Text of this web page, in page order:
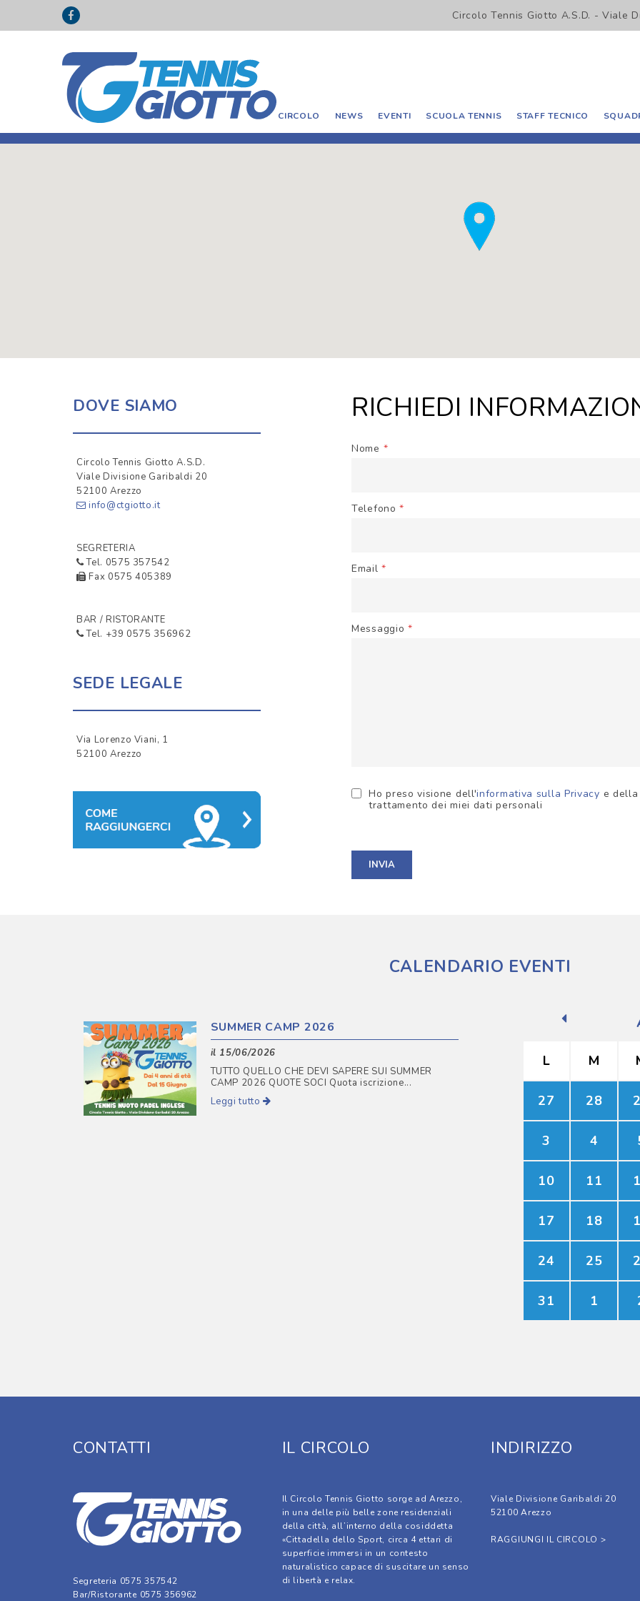
Circolo Tennis Giotto A.S.D. - Viale
CIRCOLO NEWS EVENTI SCUOLA TENNIS STAFF TECNICO
RICHIEDI
Nome *
Telefono*
Email*
Messaggio *
Ho preso visione dell'informativa sulla Privacy e
trattamento dei miei dati personali
DOVE SIAMO
Circolo Tennis Giotto A.S.D.
Viale Divisione Garibaldi 20
52100 Arezzo
info@ctgiotto.it
SEGRETERIA
Tel. 0575 357542
Fax 0575 405389
BAR / RISTORANTE
Tel. +39 0575 356962
SEDE LEGALE
Via Lorenzo Viani, 1
52100 Arezzo
CALENDARIO EVENTI
SUMMER CAMP 2026
il 15/06/2026
TUTTO QUELLO CHE DEVI SAPERE SUI SUMMER
CAMP 2026 QUOTE SOCI Quota iscrizione...
Leggi tutto
L M
27 28
3 4
10 11
17 18
24 25
31 1
CONTATTI
Segreteria 0575 357542
Bar/Ristorante 0575 356962
IL CIRCOLO
Il Circolo Tennis Giotto sorge ad Arezzo,
in una delle più belle zone residenziali
della città, all’interno della cosiddetta
«Cittadella dello Sport, circa 4 ettari di
superficie immersi in un contesto
naturalistico capace di suscitare un senso
di libertà e relax.
INDIRIZZO
Viale Divisione Garibaldi 20
52100 Arezzo
RAGGIUNGI IL CIRCOLO >